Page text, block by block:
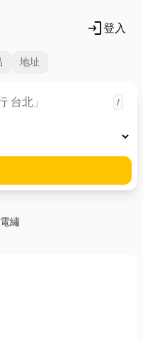
login登入
地址
/
電繡